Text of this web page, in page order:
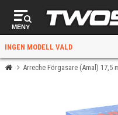
MENY
INGEN MODELL VALD
Arreche Förgasare (Amal) 17,5